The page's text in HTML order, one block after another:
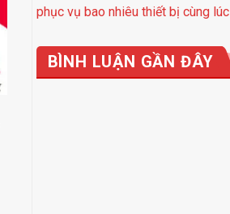
phục vụ bao nhiêu thiết bị cùng lúc
BÌNH LUẬN GẦN ĐÂY